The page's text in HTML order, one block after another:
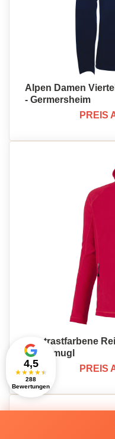
Alpen Damen
- Germersheim
PREIS
Kontrastfarbene
Grossmugl
PREIS
4,5
★★★★★
288
Bewertungen